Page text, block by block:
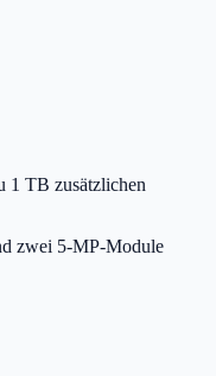
1 TB zusätzlichen
zwei 5-MP-Module